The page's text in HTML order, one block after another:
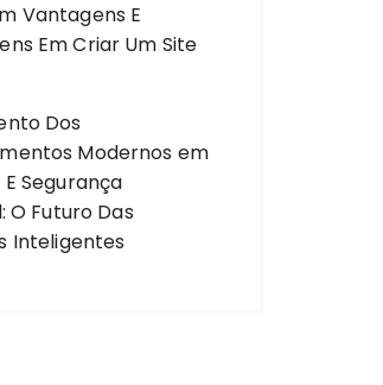
Vantagens E
Em Criar Um Site
Dos
Modernos em
Segurança
O Futuro Das
Inteligentes